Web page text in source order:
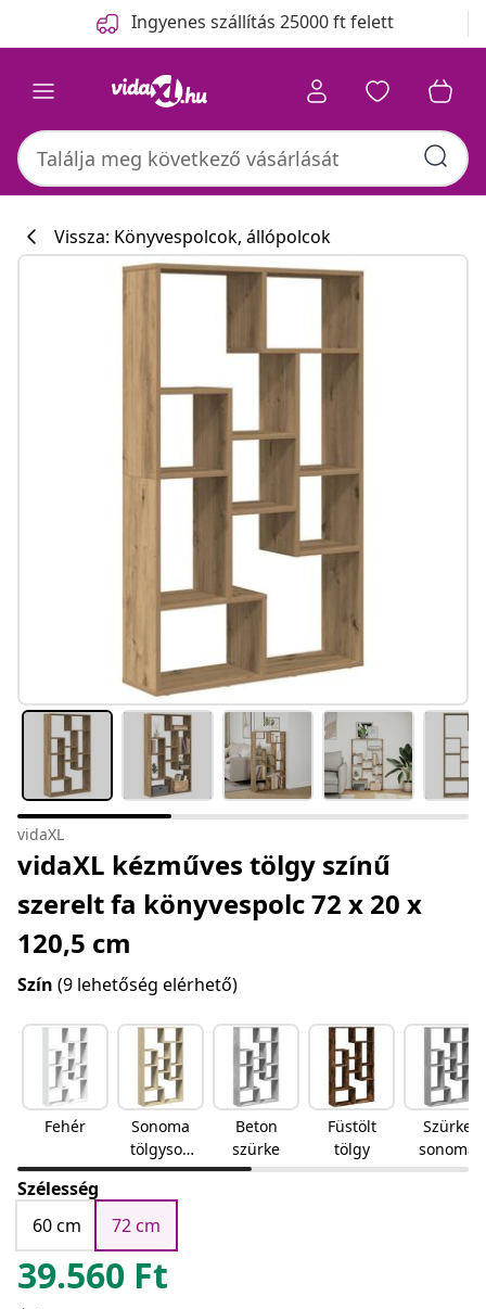
Ingyenes szállítás 25000 ft felett
Vissza: Könyvespolcok, állópolcok
vidaXL
vidaXL kézműves tölgy színű
szerelt fa könyvespolc 72 x 20 x
120,5 cm
Szín (9 lehetőség elérhető)
Fehér
Sonoma
tölgyson
oma
tölgy
Beton
szürke
Füstölt
tölgy
Szürke
sonoma
Szélesség
60 cm
72 cm
39.560 Ft